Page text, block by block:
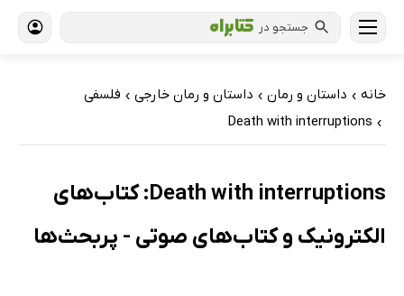
جستجو در
خانه › داستان و رمان › داستان و رمان خارجی › فلسفی
›
Death with interruptions
Death with interruptions: کتاب‌های
الکترونیک و کتاب‌های صوتی - پربحث‌ها